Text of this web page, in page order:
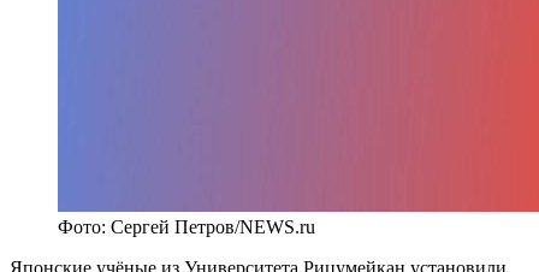
Фото: Сергей Петров/NEWS.ru
Японские учёные из Университета Рицумейкан установили,